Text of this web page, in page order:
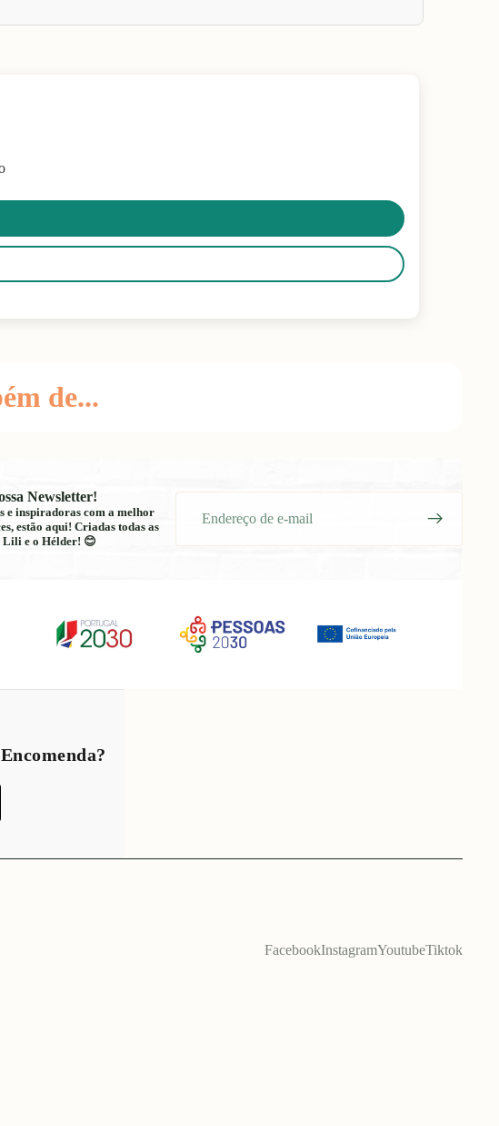
de...
Newsletter!
e inspiradoras com a melhor
estão aqui! Criadas todas as
Lili e o Hélder! 😊
FacebookInstagramYoutubeTiktok